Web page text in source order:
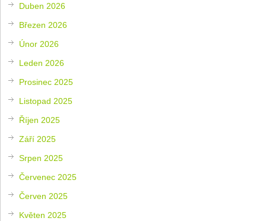
Duben 2026
Březen 2026
Únor 2026
Leden 2026
Prosinec 2025
Listopad 2025
Říjen 2025
Září 2025
Srpen 2025
Červenec 2025
Červen 2025
Květen 2025